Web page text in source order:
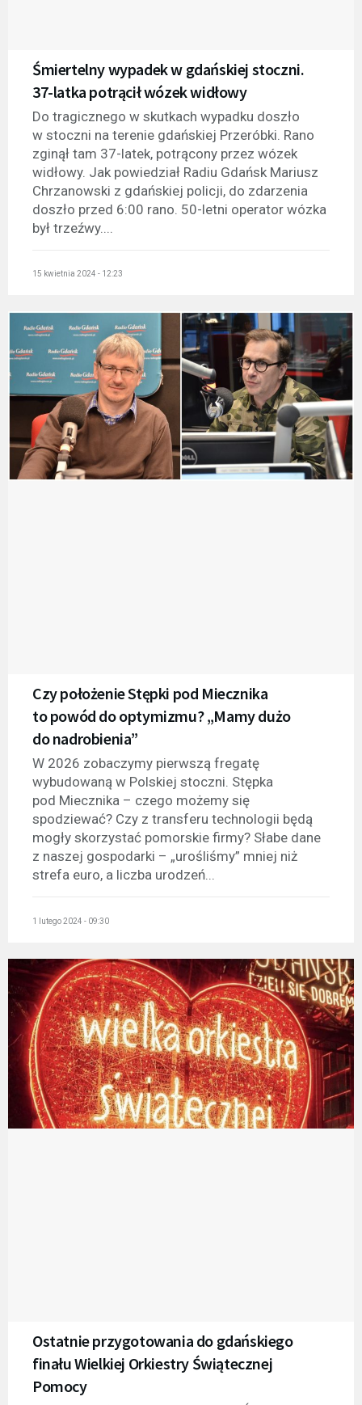
Śmiertelny wypadek w gdańskiej stoczni.
37-latka potrącił wózek widłowy
Do tragicznego w skutkach wypadku doszło
w stoczni na terenie gdańskiej Przeróbki. Rano
zginął tam 37-latek, potrącony przez wózek
widłowy. Jak powiedział Radiu Gdańsk Mariusz
Chrzanowski z gdańskiej policji, do zdarzenia
doszło przed 6:00 rano. 50-letni operator wózka
był trzeźwy....
15 kwietnia 2024 - 12:23
Czy położenie Stępki pod Miecznika
to powód do optymizmu? „Mamy dużo
do nadrobienia”
W 2026 zobaczymy pierwszą fregatę
wybudowaną w Polskiej stoczni. Stępka
pod Miecznika – czego możemy się
spodziewać? Czy z transferu technologii będą
mogły skorzystać pomorskie firmy? Słabe dane
z naszej gospodarki – „urośliśmy” mniej niż
strefa euro, a liczba urodzeń...
1 lutego 2024 - 09:30
Ostatnie przygotowania do gdańskiego
finału Wielkiej Orkiestry Świątecznej
Pomocy